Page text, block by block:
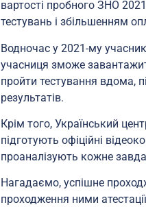
вартості пробного ЗНО
тестувань і збільшенням
Водночас у 2021-му
учасниця зможе
пройти тестування вдома,
результатів.
Крім того, Український
підготують офіційні
проаналізують кожне
Нагадаємо, успішне
проходження ними